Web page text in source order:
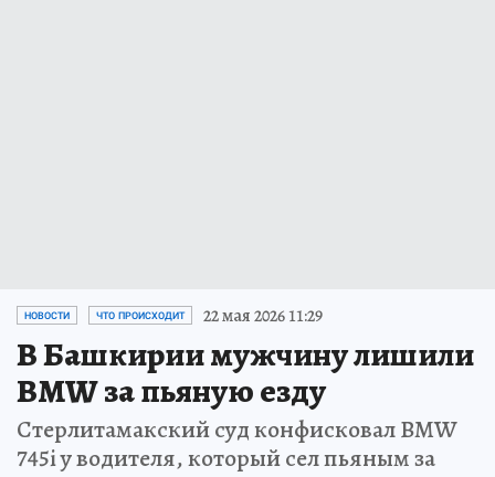
НОВОСТИ ЧТО ПРОИСХОДИТ 22 мая 2026 11:29
В Башкирии мужчину лишили
BMW за пьяную езду
Стерлитамакский суд конфисковал BMW
745i у водителя, который сел пьяным за